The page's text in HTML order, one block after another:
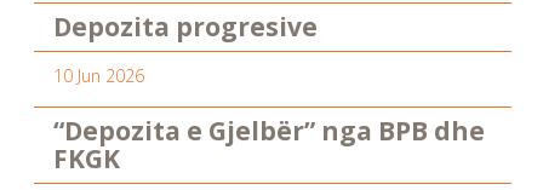
Depozita progresive
10 Jun 2026
“Depozita e Gjelbër” nga BPB dhe
FKGK